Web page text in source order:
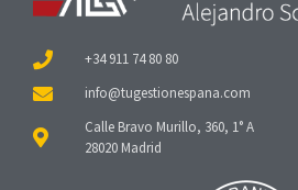
+34 911 74 80 80
Calle Bravo Murillo, 360, 1° A
28020 Madrid